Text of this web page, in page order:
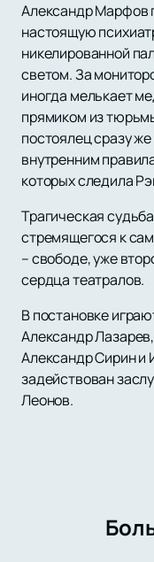
Александр Марфов
настоящую
никелированной
светом. За
иногда мелькает
прямиком из
постоялец сразу
внутренним
которых следила
Трагическая
стремящегося к
– свободе, уже
сердца театралов.
В постановке
Александр
Александр Сирин и
задействован
Леонов.